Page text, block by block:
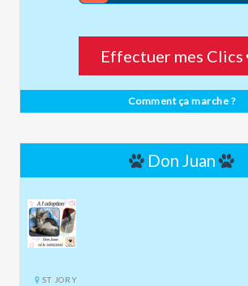
Effectuer mes Clics
Comment ça marche ?
Don Juan
ST JORY